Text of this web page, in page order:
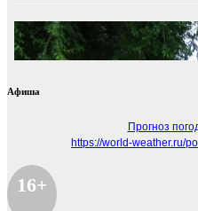
Афиша
Прогноз
https://world-weather.ru/
16+